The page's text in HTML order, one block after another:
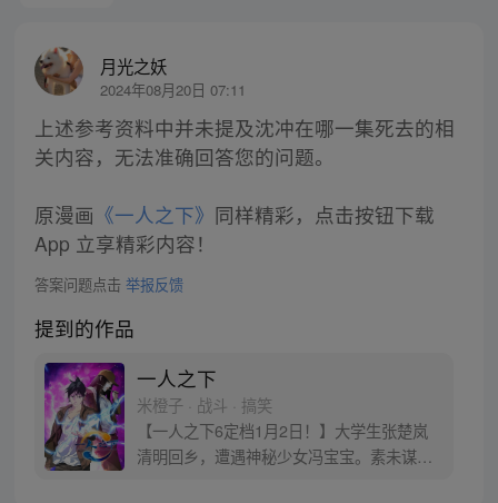
月光之妖
2024年08月20日 07:11
上述参考资料中并未提及沈冲在哪一集死去的相
关内容，无法准确回答您的问题。
原漫画 《一人之下》 同样精彩，点击按钮下载
App 立享精彩内容！
答案问题点击 举报反馈
提到的作品
一人之下
米橙子 · 战斗 · 搞笑
【一人之下6定档1月2日！】大学生张楚岚
清明回乡，遭遇神秘少女冯宝宝。素未谋面